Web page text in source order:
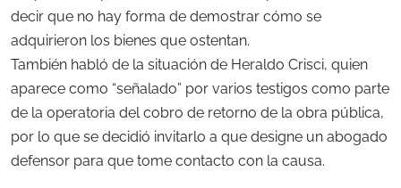
decir que no hay forma de demostrar cómo se
adquirieron los bienes que ostentan.
También habló de la situación de Heraldo Crisci, quien
aparece como “señalado” por varios testigos como parte
de la operatoria del cobro de retorno de la obra pública,
por lo que se decidió invitarlo a que designe un abogado
defensor para que tome contacto con la causa.